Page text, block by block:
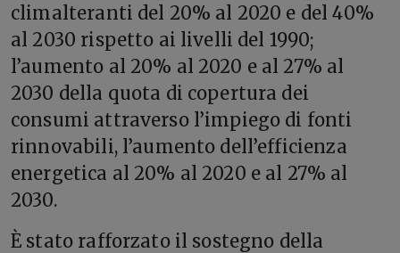
climalteranti del 20% al 2020 e del 40%
al 2030 rispetto ai livelli del 1990;
l’aumento al 20% al 2020 e al 27% al
2030 della quota di copertura dei
consumi attraverso l’impiego di fonti
rinnovabili, l’aumento dell’efficienza
energetica al 20% al 2020 e al 27% al
2030.
È stato rafforzato il sostegno della